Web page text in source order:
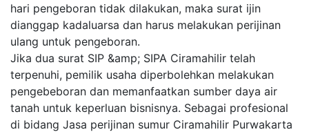
hari pengeboran tidak dilakukan, maka surat ijin
dianggap kadaluarsa dan harus melakukan perijinan
ulang untuk pengeboran.
Jika dua surat SIP &amp; SIPA Ciramahilir telah
terpenuhi, pemilik usaha diperbolehkan melakukan
pengebeboran dan memanfaatkan sumber daya air
tanah untuk keperluan bisnisnya. Sebagai profesional
di bidang Jasa perijinan sumur Ciramahilir Purwakarta